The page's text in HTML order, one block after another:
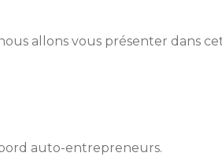
allons vous présenter dans cet
auto-entrepreneurs.